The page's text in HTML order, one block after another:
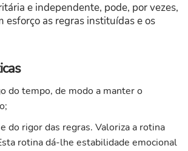
e independente, pode, por vezes,
esforço as regras instituídas e os
do tempo, de modo a manter o
do rigor das regras. Valoriza a rotina
rotina dá-lhe estabilidade emocional